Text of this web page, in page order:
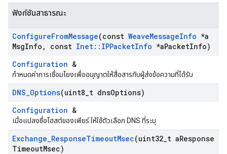
ฟังก์ชันสาธารณะ
ConfigureFromMessage(const WeaveMessageInfo *a
MsgInfo , const Inet:: IPPacketInfo *aPacketInfo)
Configuration &
กำหนดค่าการเชื่อมโยงเพื่ออนุญาตให้สื่อสารกับผู้ส่งข้อความที่ได้รับ
DNS_Options(uint8 t dnsOptions)
Configuration &
เมื่อแปลงชื่อโฮสต์ของเพียร์ ให้ใช้ตัวเลือก DNS ที่ระบุ
Exchange_ResponseTimeoutMsec(uint32 t aResponse
TimeoutMsec)